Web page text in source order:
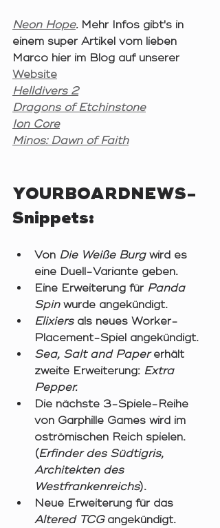
Neon Hope. Mehr Infos gibt's in
einem super Artikel vom lieben
Marco hier im Blog auf unserer
Website
Helldivers 2
Dragons of Etchinstone
Ion Core
Minos: Dawn of Faith
YOURBOARDNEWS-
Snippets:
Von Die Weiße Burg wird es
eine Duell-Variante geben.
Eine Erweiterung für Panda
Spin wurde angekündigt.
Elixiers als neues Worker-
Placement-Spiel angekündigt.
Sea, Salt and Paper erhält
zweite Erweiterung: Extra
Pepper.
Die nächste 3-Spiele-Reihe
von Garphille Games wird im
oströmischen Reich spielen.
(Erfinder des Südtigris,
Architekten des
Westfrankenreichs).
Neue Erweiterung für das
Altered TCG angekündigt.